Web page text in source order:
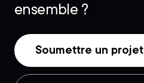
ensemble ?
Soumettre un projet